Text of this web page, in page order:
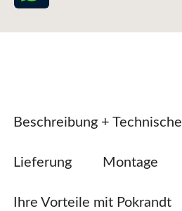
Beschreibung +
Lieferung Montage
Ihre Vorteile mit Pokrandt